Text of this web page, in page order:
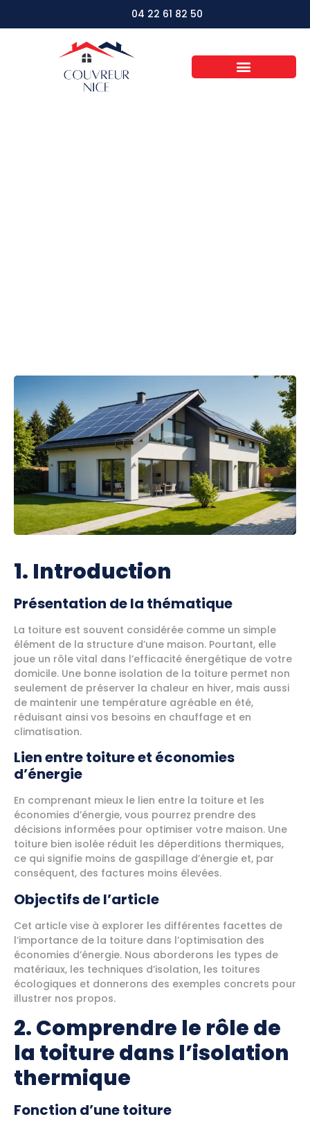
04 22 61 82 50
1. Introduction
Présentation de la thématique
La toiture est souvent considérée comme un simple
élément de la structure d’une maison. Pourtant, elle
joue un rôle vital dans l’efficacité énergétique de votre
domicile. Une bonne isolation de la toiture permet non
seulement de préserver la chaleur en hiver, mais aussi
de maintenir une température agréable en été,
réduisant ainsi vos besoins en chauffage et en
climatisation.
Lien entre toiture et économies
d’énergie
En comprenant mieux le lien entre la toiture et les
économies d’énergie, vous pourrez prendre des
décisions informées pour optimiser votre maison. Une
toiture bien isolée réduit les déperditions thermiques,
ce qui signifie moins de gaspillage d’énergie et, par
conséquent, des factures moins élevées.
Objectifs de l’article
Cet article vise à explorer les différentes facettes de
l’importance de la toiture dans l’optimisation des
économies d’énergie. Nous aborderons les types de
matériaux, les techniques d’isolation, les toitures
écologiques et donnerons des exemples concrets pour
illustrer nos propos.
2. Comprendre le rôle de
la toiture dans l’isolation
thermique
Fonction d’une toiture